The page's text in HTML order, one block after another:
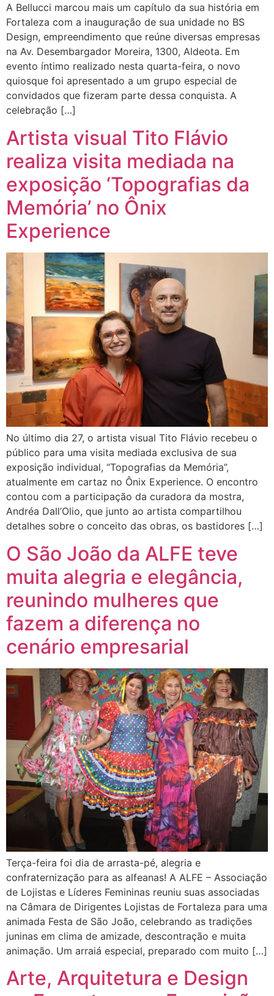
A Bellucci marcou mais um capítulo da sua história em
Fortaleza com a inauguração de sua unidade no BS
Design, empreendimento que reúne diversas empresas
na Av. Desembargador Moreira, 1300, Aldeota. Em
evento íntimo realizado nesta quarta-feira, o novo
quiosque foi apresentado a um grupo especial de
convidados que fizeram parte dessa conquista. A
celebração […]
Artista visual Tito Flávio
realiza visita mediada na
exposição ‘Topografias da
Memória’ no Ônix
Experience
No último dia 27, o artista visual Tito Flávio recebeu o
público para uma visita mediada exclusiva de sua
exposição individual, “Topografias da Memória”,
atualmente em cartaz no Ônix Experience. O encontro
contou com a participação da curadora da mostra,
Andréa Dall’Olio, que junto ao artista compartilhou
detalhes sobre o conceito das obras, os bastidores […]
O São João da ALFE teve
muita alegria e elegância,
reunindo mulheres que
fazem a diferença no
cenário empresarial
Terça-feira foi dia de arrasta-pé, alegria e
confraternização para as alfeanas! A ALFE – Associação
de Lojistas e Líderes Femininas reuniu suas associadas
na Câmara de Dirigentes Lojistas de Fortaleza para uma
animada Festa de São João, celebrando as tradições
juninas em clima de amizade, descontração e muita
animação. Um arraiá especial, preparado com muito […]
Arte, Arquitetura e Design